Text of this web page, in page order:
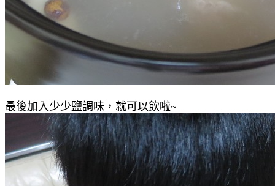
最後加入少少鹽調味，就可以飲啦~